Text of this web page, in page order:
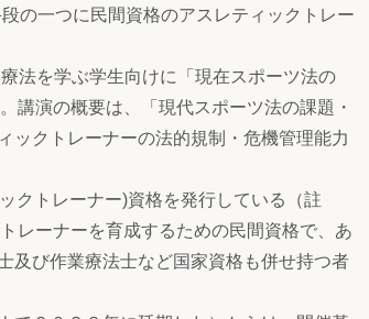
の一つに民間資格のアスレティックトレー
法を学ぶ学生向けに「現在スポーツ法の
講演の概要は、「現代スポーツ法の課題・
ックトレーナーの法的規制・危機管理能力
クトレーナー)資格を発行している（註
レーナーを育成するための民間資格で、あ
及び作業療法士など国家資格も併せ持つ者